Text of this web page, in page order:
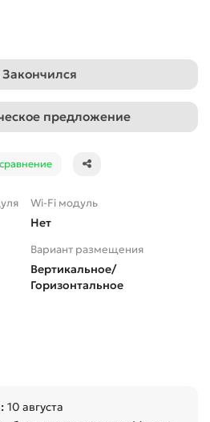
Закончился
предложение
Wi-Fi модуль
Нет
Вариант размещения
Вертикальное/
Горизонтальное
10 августа